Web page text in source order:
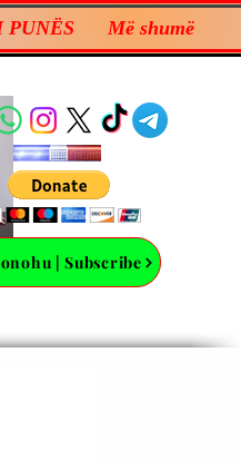
PUNËS Më shumë
| Subscribe